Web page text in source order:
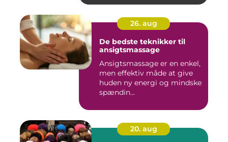
26. aug
De bedste teknikker til
ansigtsmassage
Ansigtsmassage er en enkel,
men effektiv måde at give
huden ny energi og mindske
spændin...
20. aug